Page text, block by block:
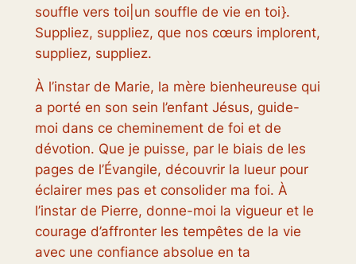
souffle vers toi|un souffle de vie en toi}.
Suppliez, suppliez, que nos cœurs implorent,
suppliez, suppliez.
À l’instar de Marie, la mère bienheureuse qui
a porté en son sein l’enfant Jésus, guide-
moi dans ce cheminement de foi et de
dévotion. Que je puisse, par le biais de les
pages de l’Évangile, découvrir la lueur pour
éclairer mes pas et consolider ma foi. À
l’instar de Pierre, donne-moi la vigueur et le
courage d’affronter les tempêtes de la vie
avec une confiance absolue en ta